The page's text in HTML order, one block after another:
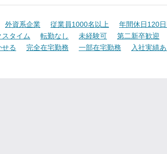
外資系企業 従業員1000名以上
年間休日120
スタイム 転勤なし 未経験可 第二新卒歓迎
せる 完全在宅勤務 一部在宅勤務
入社実績あ